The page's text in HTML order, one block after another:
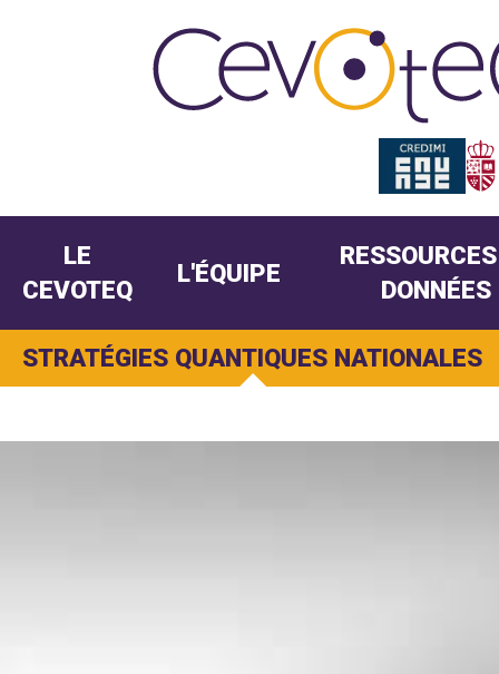
LE
CEVOTEQ
L'ÉQUIPE
DONNÉES
STRATÉGIES QUANTIQUES NATIONALES